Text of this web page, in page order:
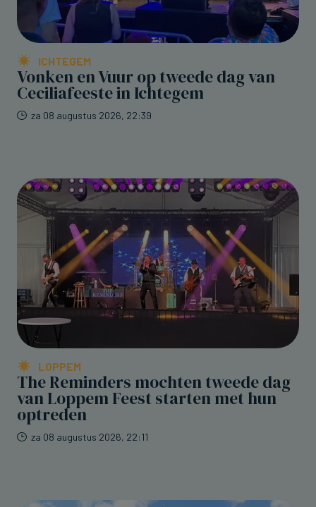
ICHTEGEM
Vonken en Vuur op tweede dag van
Ceciliafeeste in Ichtegem
za 08 augustus 2026, 22:39
LOPPEM
The Reminders mochten tweede dag
van Loppem Feest starten met hun
optreden
za 08 augustus 2026, 22:11